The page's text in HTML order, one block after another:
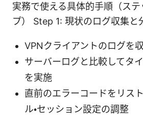
実務で使える具体的手順（ステ
プ） Step 1: 現状のログ収集と
VPNクライアントのログを
サーバーログと比較してタ
を実施
直前のエラーコードをリス
ル・セッション設定の調整